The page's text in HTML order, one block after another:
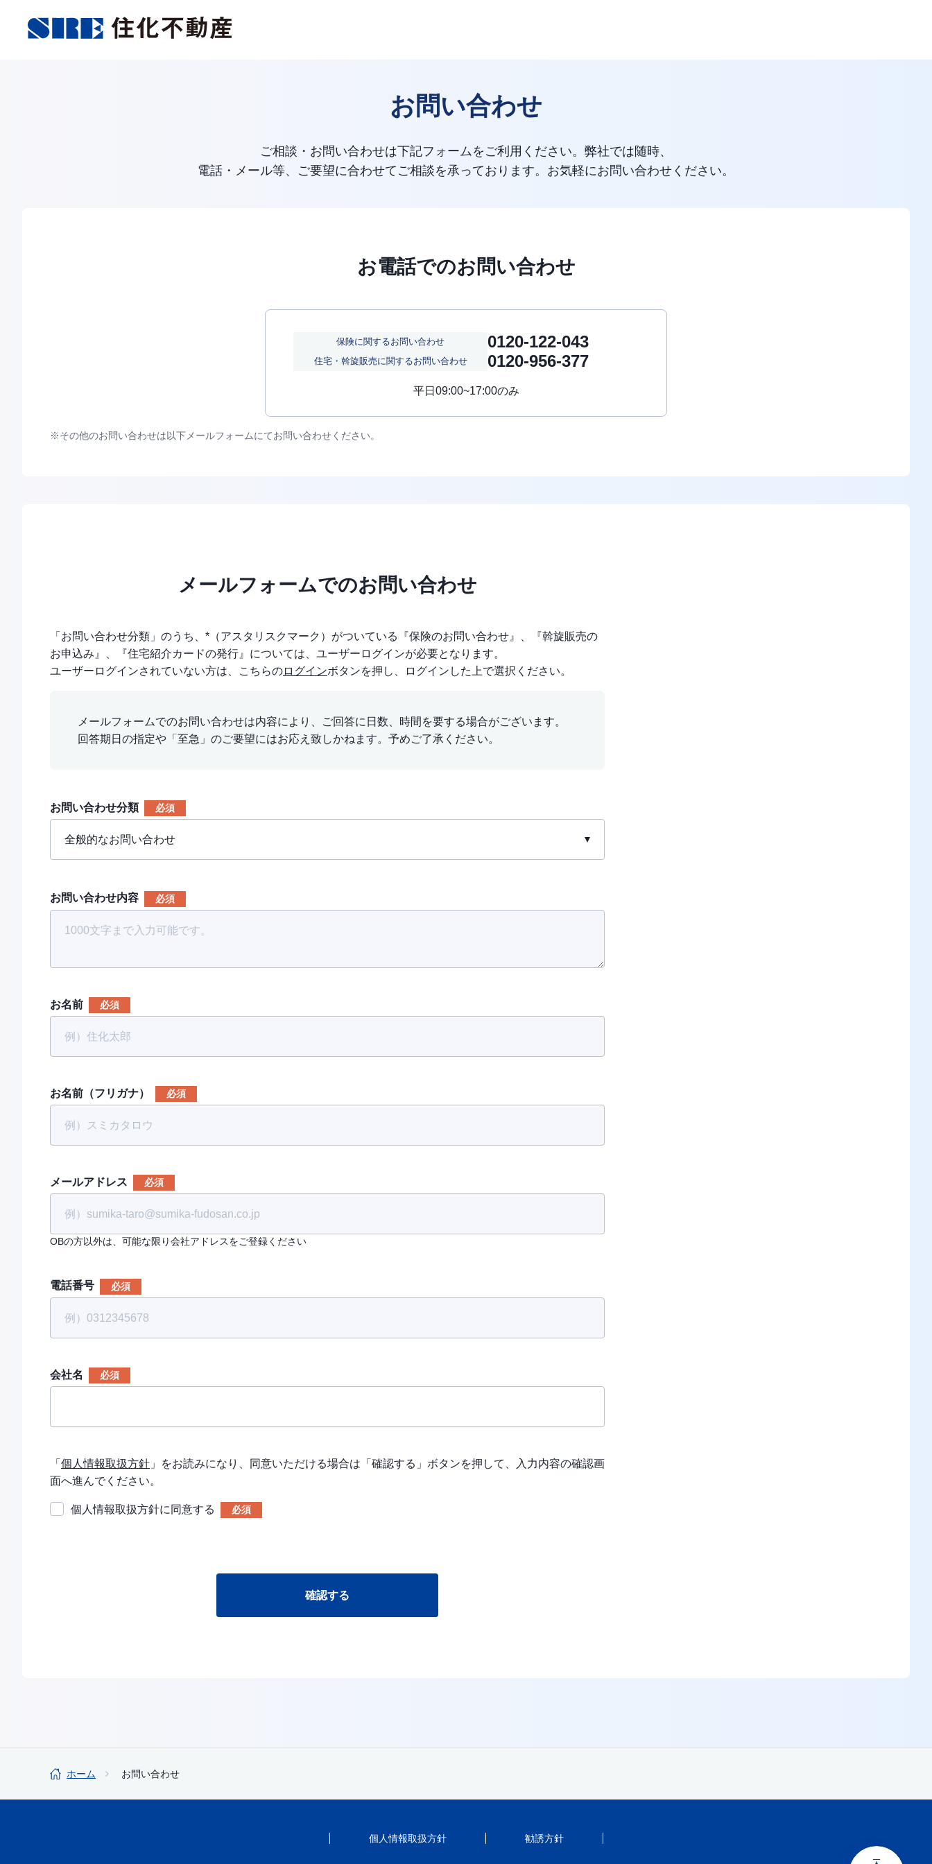
お問い合わせ
ご相談・お問い合わせは下記フォームをご利用ください。弊社では随時、
電話・メール等、ご要望に合わせてご相談を承っております。お気軽にお問い合わせください。
お電話でのお問い合わせ
保険に関するお問い合わせ 0120-122-043
住宅・斡旋販売に関するお問い合わせ 0120-956-377
平日09:00~17:00のみ
その他のお問い合わせは以下メールフォームにてお問い合わせください。
メールフォームでのお問い合わせ
「お問い合わせ分類」のうち、*（アスタリスクマーク）がついている『保険のお問い合わせ』、『斡旋販売の
お申込み』、『住宅紹介カードの発行』については、ユーザーログインが必要となります。
ユーザーログインされていない方は、こちらのログインボタンを押し、ログインした上で選択ください。
メールフォームでのお問い合わせは内容により、ご回答に日数、時間を要する場合がございます。
回答期日の指定や「至急」のご要望にはお応え致しかねます。予めご了承ください。
お問い合わせ分類
お問い合わせ内容
お名前
お名前（フリガナ）
メールアドレス
OBの方以外は、可能な限り会社アドレスをご登録ください
電話番号
会社名
「 個人情報取扱方針 」をお読みになり、同意いただける場合は「確認する」ボタンを押して、入力内容の確認画
面へ進んでください。
個人情報取扱方針に同意する
ホーム お問い合わせ
個人情報取扱方針 勧誘方針